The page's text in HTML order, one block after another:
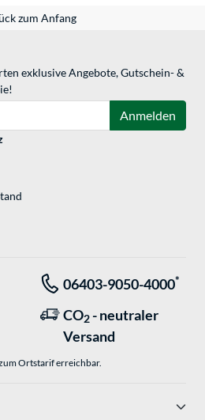
zum Anfang
exklusive Angebote, Gutschein- &
Anmelden
06403-9050-4000*
CO2 - neutraler
Versand
Ortstarif erreichbar.